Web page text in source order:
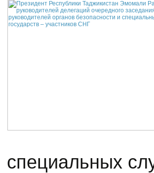
специальных